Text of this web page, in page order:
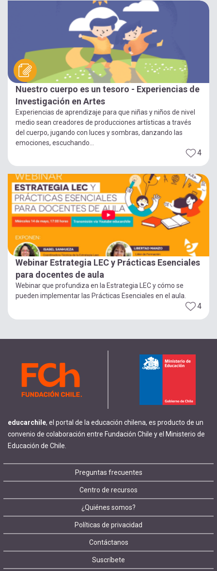
Nuestro cuerpo es un tesoro - Experiencias de
Investigación en Artes
Experiencias de aprendizaje para que niñas y niños de nivel
medio sean creadores de producciones artísticas a través
del cuerpo, jugando con luces y sombras, danzando las
emociones, escuchando...
4
Webinar Estrategia LEC y Prácticas Esenciales
para docentes de aula
Webinar que profundiza en la Estrategia LEC y cómo se
pueden implementar las Prácticas Esenciales en el aula.
4
educarchile, el portal de la educación chilena, es producto de un
convenio de colaboración entre Fundación Chile y el Ministerio de
Educación de Chile.
Footer
menu
Preguntas frecuentes
Centro de recursos
¿Quiénes somos?
Políticas de privacidad
Contáctanos
Suscríbete